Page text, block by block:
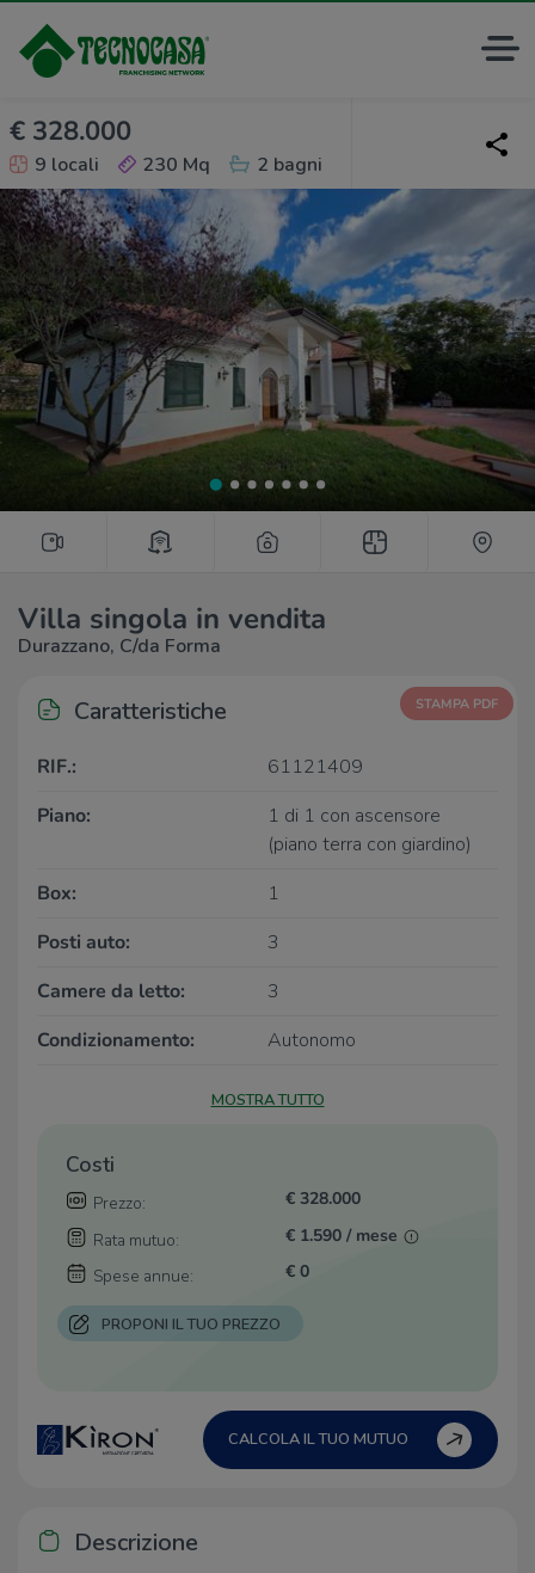
€ 328.000
9 locali 230 Mq 2 bagni
Villa singola in vendita
Durazzano, C/da Forma
Caratteristiche STAMPA PDF
RIF.:
61121409
Piano:
1 di 1 con ascensore
(piano terra con giardino)
Box:
1
Posti auto:
3
Camere da letto:
3
Condizionamento:
Autonomo
MOSTRA TUTTO
Costi
Prezzo:
€ 328.000
Rata mutuo:
€ 1.590 / mese
Spese annue:
€ 0
PROPONI IL TUO PREZZO
CALCOLA IL TUO MUTUO
Descrizione